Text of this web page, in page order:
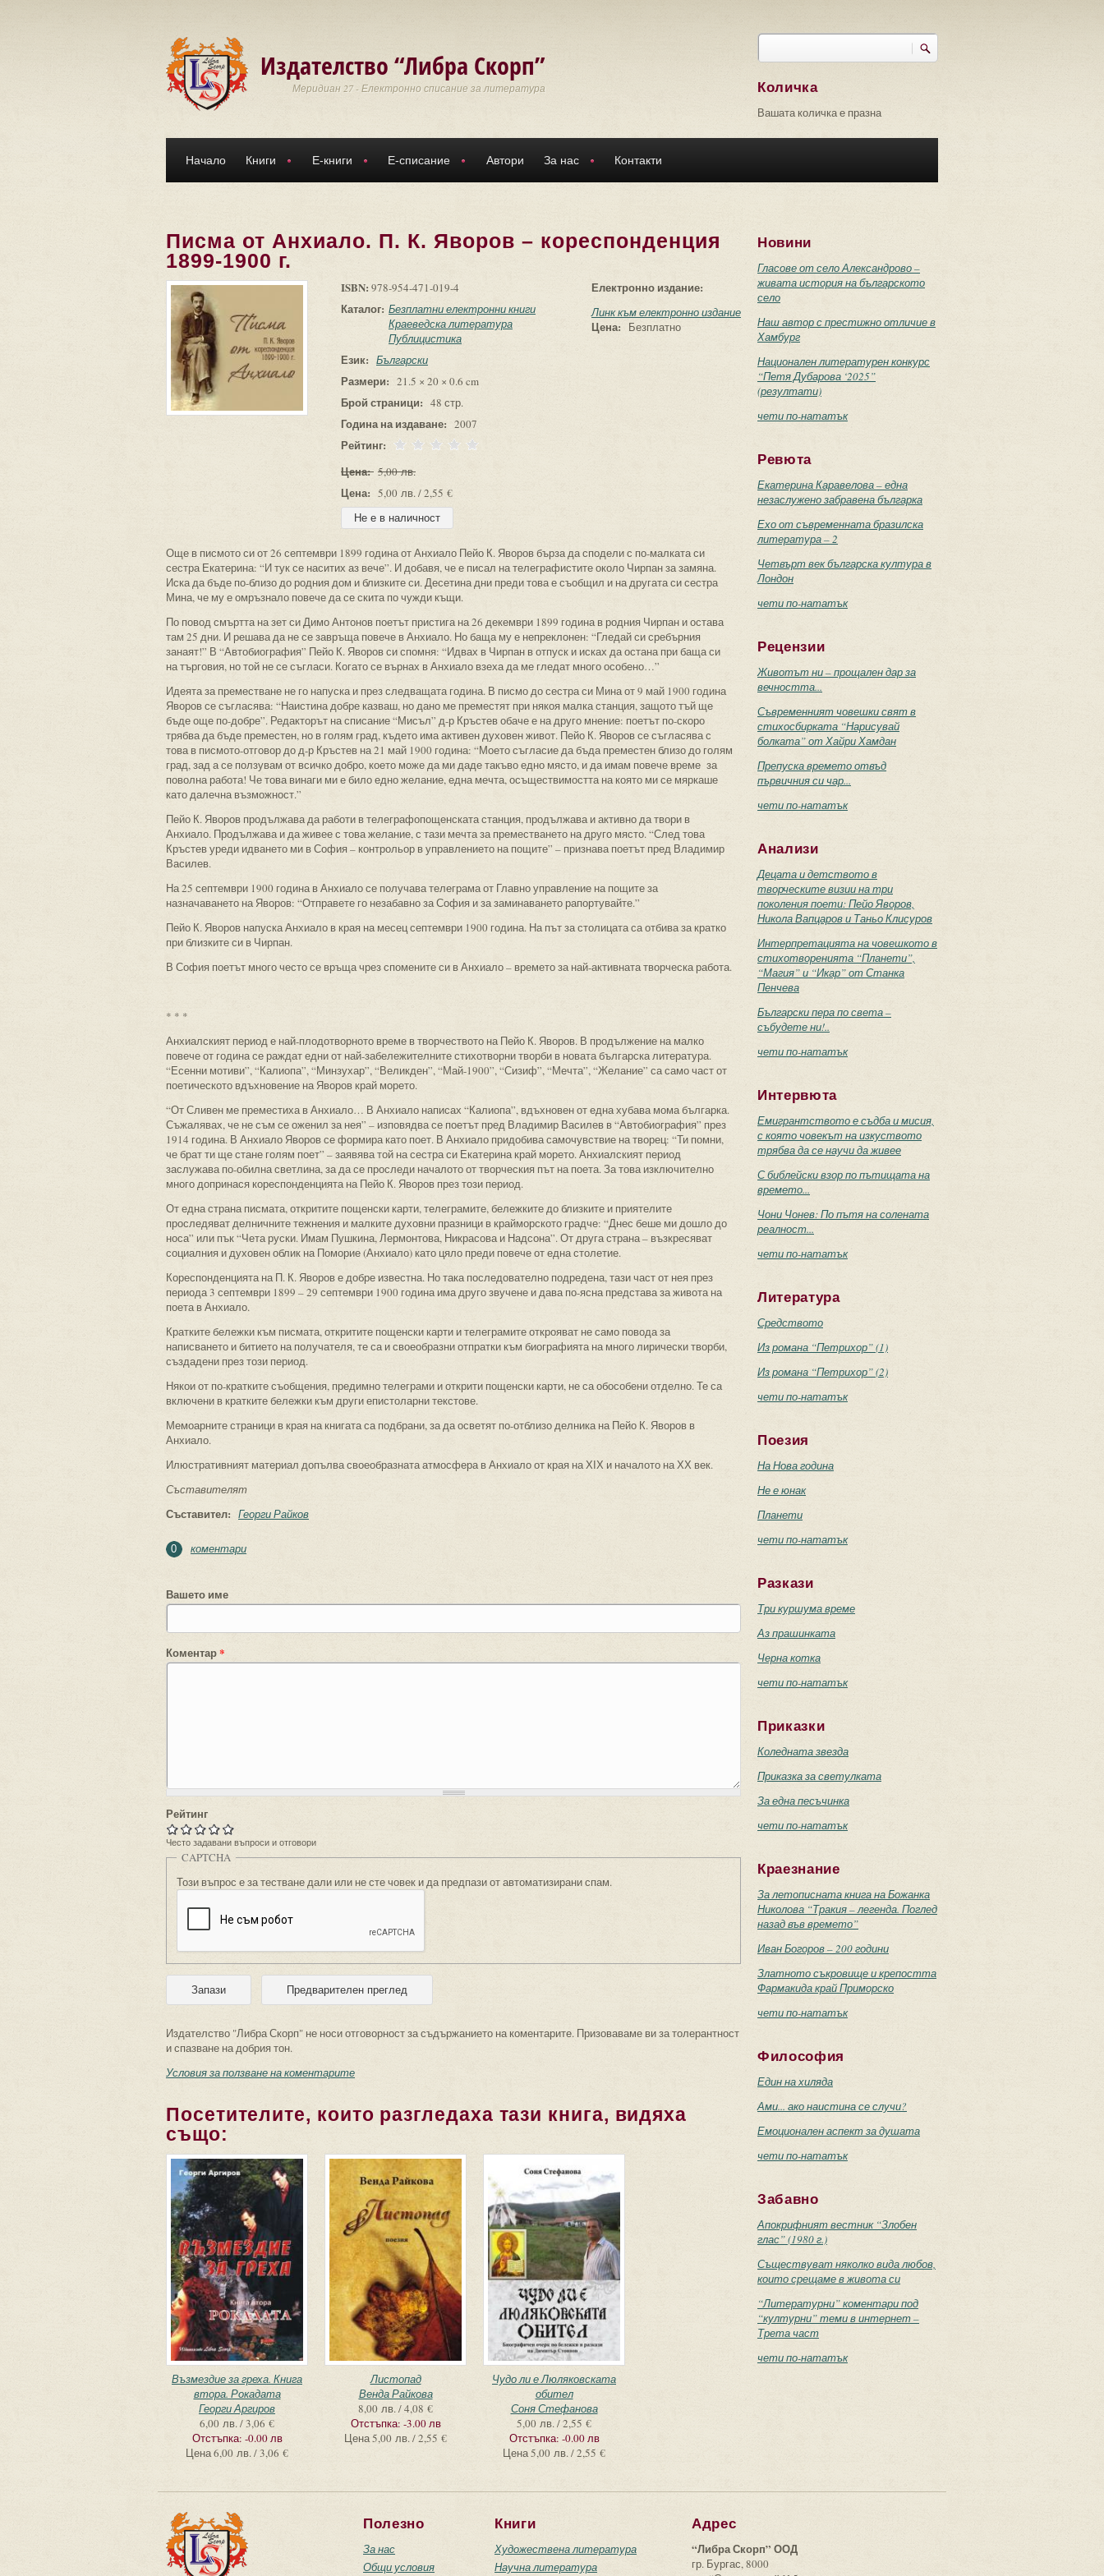
Издателство “Либра Скорп”
Меридиан 27 - Електронно списание за литература
Търси
Количка
Вашата количка е празна
Начало Книги Е-книги Е-списание Автори За нас Контакти
Писма от Анхиало. П. К. Яворов – кореспонденция
1899-1900 г.
ISBN: 978-954-471-019-4
Каталог: Безплатни електронни книги
Краеведска литература
Публицистика
Език: Български
Размери: 21.5 × 20 × 0.6 cm
Брой страници: 48 стр.
Година на издаване: 2007
Рейтинг:
Цена: 5,00 лв.
Цена: 5,00 лв. / 2,55 €
Електронно издание:
Линк към електронно издание
Цена: Безплатно
Още в писмото си от 26 септември 1899 година от Анхиало Пейо К. Яворов бърза да сподели с по-малката си
сестра Екатерина: “И тук се наситих аз вече”. И добавя, че е писал на телеграфистите около Чирпан за замяна.
Иска да бъде по-близо до родния дом и близките си. Десетина дни преди това е съобщил и на другата си сестра
Мина, че му е омръзнало повече да се скита по чужди къщи.
По повод смъртта на зет си Димо Антонов поетът пристига на 26 декември 1899 година в родния Чирпан и остава
там 25 дни. И решава да не се завръща повече в Анхиало. Но баща му е непреклонен: “Гледай си сребърния
занаят!” В “Автобиография” Пейо К. Яворов си спомня: “Идвах в Чирпан в отпуск и исках да остана при баща си
на търговия, но той не се съгласи. Когато се върнах в Анхиало взеха да ме гледат много особено…”
Идеята за преместване не го напуска и през следващата година. В писмо до сестра си Мина от 9 май 1900 година
Яворов се съгласява: “Наистина добре казваш, но дано ме преместят при някоя малка станция, защото тъй ще
бъде още по-добре”. Редакторът на списание “Мисъл” д-р Кръстев обаче е на друго мнение: поетът по-скоро
трябва да бъде преместен, но в голям град, където има активен духовен живот. Пейо К. Яворов се съгласява с
това в писмото-отговор до д-р Кръстев на 21 май 1900 година: “Моето съгласие да бъда преместен близо до голям
град, зад а се ползувам от всичко добро, което може да ми даде такъво едно място, и да имам повече време за
поволна работа! Че това винаги ми е било едно желание, една мечта, осъществимостта на която ми се мяркаше
като далечна възможност.”
Пейо К. Яворов продължава да работи в телеграфопощенската станция, продължава и активно да твори в
Анхиало. Продължава и да живее с това желание, с тази мечта за преместването на друго място. “След това
Кръстев уреди идването ми в София – контрольор в управлението на пощите” – признава поетът пред Владимир
Василев.
На 25 септември 1900 година в Анхиало се получава телеграма от Главно управление на пощите за
назначаването на Яворов: “Отправете го незабавно за София и за заминаването рапортувайте.”
Пейо К. Яворов напуска Анхиало в края на месец септември 1900 година. На път за столицата са отбива за кратко
при близките си в Чирпан.
В София поетът много често се връща чрез спомените си в Анхиало – времето за най-активната творческа работа.
* * *
Анхиалският период е най-плодотворното време в творчеството на Пейо К. Яворов. В продължение на малко
повече от година се раждат едни от най-забележителните стихотворни творби в новата българска литература.
“Есенни мотиви”, “Калиопа”, “Минзухар”, “Великден”, “Май-1900”, “Сизиф”, “Мечта”, “Желание” са само част от
поетическото вдъхновение на Яворов край морето.
“От Сливен ме преместиха в Анхиало… В Анхиало написах “Калиопа”, вдъхновен от една хубава мома българка.
Съжалявах, че не съм се оженил за нея” – изповядва се поетът пред Владимир Василев в “Автобиография” през
1914 година. В Анхиало Яворов се формира като поет. В Анхиало придобива самочувствие на творец: “Ти помни,
че брат ти ще стане голям поет” – заявява той на сестра си Екатерина край морето. Анхиалският период
заслужава по-обилна светлина, за да се проследи началото от творческия път на поета. За това изключително
много допринася кореспонденцията на Пейо К. Яворов през този период.
От една страна писмата, откритите пощенски карти, телеграмите, бележките до близките и приятелите
проследяват делничните тежнения и малките духовни празници в крайморското градче: “Днес беше ми дошло до
носа” или пък “Чета руски. Имам Пушкина, Лермонтова, Никрасова и Надсона”. От друга страна – възкресяват
социалния и духовен облик на Поморие (Анхиало) като цяло преди повече от една столетие.
Кореспонденцията на П. К. Яворов е добре известна. Но така последователно подредена, тази част от нея през
периода 3 септември 1899 – 29 септември 1900 година има друго звучене и дава по-ясна представа за живота на
поета в Анхиало.
Кратките бележки към писмата, откритите пощенски карти и телеграмите открояват не само повода за
написването и битието на получателя, те са и своеобразни отпратки към биографията на много лирически творби,
създадени през този период.
Някои от по-кратките съобщения, предимно телеграми и открити пощенски карти, не са обособени отделно. Те са
включени в кратките бележки към други епистоларни текстове.
Мемоарните страници в края на книгата са подбрани, за да осветят по-отблизо делника на Пейо К. Яворов в
Анхиало.
Илюстративният материал допълва своеобразната атмосфера в Анхиало от края на ХІХ и началото на ХХ век.
Съставителят
Съставител: Георги Райков
0 коментари
Вашето име
Коментар*
Рейтинг
Често задавани въпроси и отговори
CAPTCHA
Този въпрос е за тестване дали или не сте човек и да предпази от автоматизирани спам.
Издателство "Либра Скорп" не носи отговорност за съдържанието на коментарите. Призоваваме ви за толерантност
и спазване на добрия тон.
Условия за ползване на коментарите
Посетителите, които разгледаха тази книга, видяха
също:
Възмездие за греха. Книга
втора. Рокадата
Георги Аргиров
6,00 лв. / 3,06 €
Отстъпка: -0.00 лв
Цена6,00 лв. / 3,06 €
Листопад
Венда Райкова
8,00 лв. / 4,08 €
Отстъпка: -3.00 лв
Цена5,00 лв. / 2,55 €
Чудо ли е Люляковската
обител
Соня Стефанова
5,00 лв. / 2,55 €
Отстъпка: -0.00 лв
Цена5,00 лв. / 2,55 €
Новини
Гласове от село Александрово –
живата история на българското
село
Наш автор с престижно отличие в
Хамбург
Национален литературен конкурс
“Петя Дубарова ‘2025”
(резултати)
чети по-нататък
Ревюта
Екатерина Каравелова – една
незаслужено забравена българка
Ехо от съвременната бразилска
литература – 2
Четвърт век българска култура в
Лондон
чети по-нататък
Рецензии
Животът ни – прощален дар за
вечността...
Съвременният човешки свят в
стихосбирката “Нарисувай
болката” от Хайри Хамдан
Препуска времето отвъд
първичния си чар...
чети по-нататък
Анализи
Децата и детството в
творческите визии на три
поколения поети: Пейо Яворов,
Никола Вапцаров и Таньо Клисуров
Интерпретацията на човешкото в
стихотворенията “Планети”,
“Магия” и “Икар” от Станка
Пенчева
Български пера по света –
събудете ни!..
чети по-нататък
Интервюта
Емигрантството е съдба и мисия,
с която човекът на изкуството
трябва да се научи да живее
С библейски взор по пътищата на
времето...
Чони Чонев: По пътя на солената
реалност...
чети по-нататък
Литература
Средството
Из романа “Петрихор” (1)
Из романа “Петрихор” (2)
чети по-нататък
Поезия
На Нова година
Не е юнак
Планети
чети по-нататък
Разкази
Три куршума време
Аз прашинката
Черна котка
чети по-нататък
Приказки
Коледната звезда
Приказка за светулката
За една песъчинка
чети по-нататък
Краезнание
За летописната книга на Божанка
Николова “Тракия – легенда. Поглед
назад във времето”
Иван Богоров – 200 години
Златното съкровище и крепостта
Фармакида край Приморско
чети по-нататък
Философия
Един на хиляда
Ами... ако наистина се случи?
Емоционален аспект за душата
чети по-нататък
Забавно
Апокрифният вестник “Злобен
глас” (1980 г.)
Съществуват няколко вида любов,
които срещаме в живота си
“Литературни” коментари под
“културни” теми в интернет –
Трета част
чети по-нататък
Полезно
За нас
Общи условия
Книги
Художествена литература
Научна литература
Адрес
“Либра Скорп” ООД
гр. Бургас, 8000